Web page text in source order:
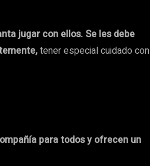
jugar con ellos. Se les debe
tener especial cuidado con
para todos y ofrecen un